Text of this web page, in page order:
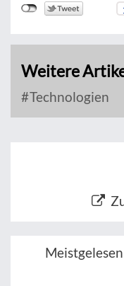
Weitere
Technologien
Meistgelesen